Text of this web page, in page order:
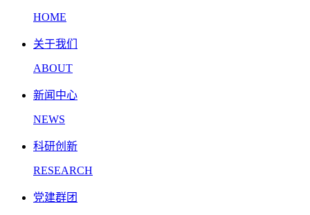
HOME
关于我们
ABOUT
新闻中心
NEWS
科研创新
RESEARCH
党建群团